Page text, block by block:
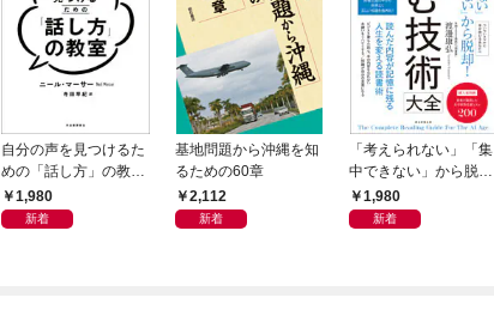
自分の声を見つけるた
めの「話し方」の教
室 Ｏｒａｃｙ（オラ
シー）
1,980
新着
基地問題から沖縄を知
るための60章
2,112
新着
「考えられない」「集
中できない」から脱
却！ AI時代の読む技
術大全
1,980
新着